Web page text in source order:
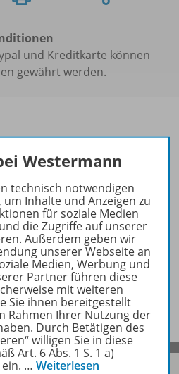
und Kreditkarte können
gewährt werden.
zu
Westermann
technisch notwendigen
um Inhalte und Anzeigen zu
für soziale Medien
die Zugriffe auf unserer
Außerdem geben wir
unserer Webseite an
Medien, Werbung und
Partner führen diese
mit weiteren
Sie ihnen bereitgestellt
Rahmen Ihrer Nutzung der
Durch Betätigen des
willigen Sie in diese
Art. 6 Abs. 1 S. 1 a)
ein. … Weiterlesen